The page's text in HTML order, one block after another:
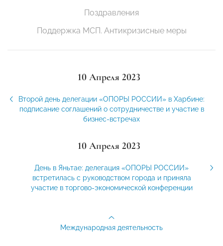
Поздравления
Поддержка МСП. Антикризисные меры
10 Апреля 2023
Второй день делегации «ОПОРЫ РОССИИ» в Харбине:
подписание соглашений о сотрудничестве и участие в
бизнес-встречах
10 Апреля 2023
День в Яньтае: делегация «ОПОРЫ РОССИИ»
встретилась с руководством города и приняла
участие в торгово-экономической конференции
Международная деятельность